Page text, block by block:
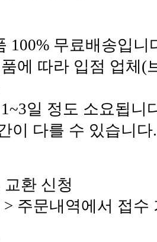
100% 무료배송입니
에 따라 입점 업체(
일 정도 소요됩니
이 다를 수 있습니다
교환 신청
주문내역에서 접수